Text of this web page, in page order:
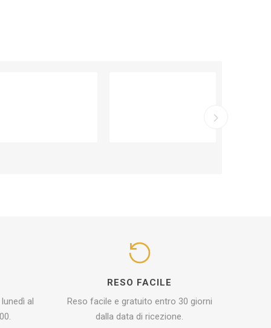
al
RESO FACILE
Reso facile e gratuito entro 30 giorni
dalla data di ricezione.